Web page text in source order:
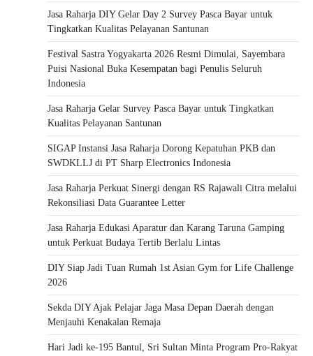
Jasa Raharja DIY Gelar Day 2 Survey Pasca Bayar untuk
Tingkatkan Kualitas Pelayanan Santunan
Festival Sastra Yogyakarta 2026 Resmi Dimulai, Sayembara
Puisi Nasional Buka Kesempatan bagi Penulis Seluruh
Indonesia
Jasa Raharja Gelar Survey Pasca Bayar untuk Tingkatkan
Kualitas Pelayanan Santunan
SIGAP Instansi Jasa Raharja Dorong Kepatuhan PKB dan
SWDKLLJ di PT Sharp Electronics Indonesia
Jasa Raharja Perkuat Sinergi dengan RS Rajawali Citra melalui
Rekonsiliasi Data Guarantee Letter
Jasa Raharja Edukasi Aparatur dan Karang Taruna Gamping
untuk Perkuat Budaya Tertib Berlalu Lintas
DIY Siap Jadi Tuan Rumah 1st Asian Gym for Life Challenge
2026
Sekda DIY Ajak Pelajar Jaga Masa Depan Daerah dengan
Menjauhi Kenakalan Remaja
Hari Jadi ke-195 Bantul, Sri Sultan Minta Program Pro-Rakyat